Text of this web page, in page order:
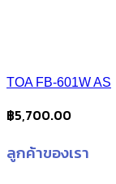
TOA FB-601W AS
฿5,700.00
ลูกค้าของเรา